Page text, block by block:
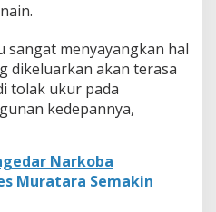
sangat menyayangkan hal
dikeluarkan akan terasa
tolak ukur pada
kedepannya,
Narkoba
Muratara Semakin